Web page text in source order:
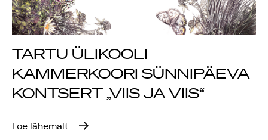
Tartus
TARTU ÜLIKOOLI
KAMMERKOORI SÜNNIPÄEVA
KONTSERT „VIIS JA VIIS“
Loe lähemalt